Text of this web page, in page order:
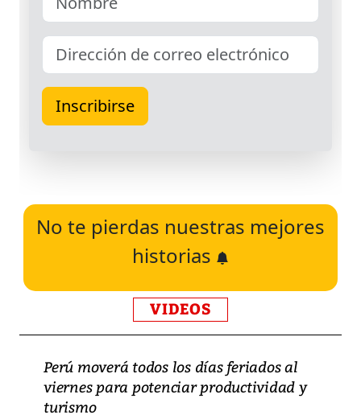
No te pierdas nuestras mejores
historias
VIDEOS
Perú moverá todos los días feriados al
viernes para potenciar productividad y
turismo